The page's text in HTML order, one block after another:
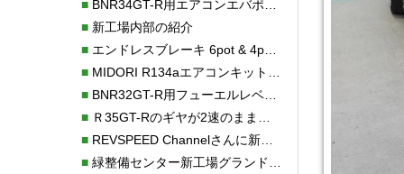
■BNR34GT-R用エアコンエバポレーターを新発売！！
■新工場内部の紹介
■エンドレスブレーキ 6pot & 4potオーバーホール
■MIDORI R134aエアコンキットタイプⅡ取り付け
■BNR32GT-R用フューエルレベルセンサー新発売！！
■Ｒ35GT-Rのギヤが2速のまま変速しない！！
■REVSPEED Channelさんに新社屋を紹介していただきました!!
■緑整備センター新工場グランドオープン・続報